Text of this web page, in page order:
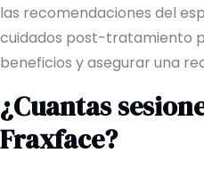
las recomendaciones del
cuidados post-tratamiento
beneficios y asegurar una
¿Cuantas
Fraxface?